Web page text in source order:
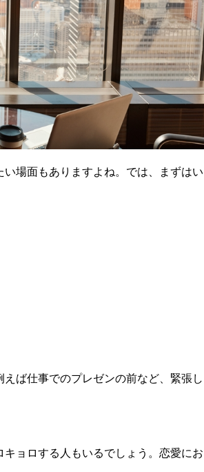
場面もありますよね。では、まずはい
ば仕事でのプレゼンの前など、緊張し
ョロする人もいるでしょう。恋愛にお